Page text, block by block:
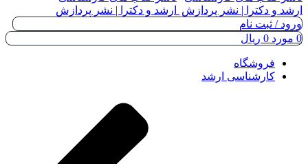
ورود / ثبت نام
0 مورد 0 ریال
فروشگاه
کارشناسی ارشد